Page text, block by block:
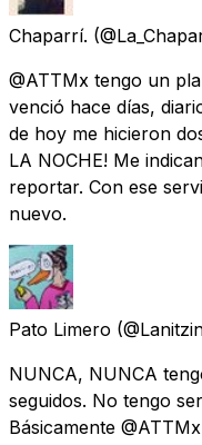
Chaparrí.
@ATTMx tengo un
venció hace días,
de hoy me hicieron
LA NOCHE! Me
reportar. Con ese
nuevo.
Pato Limero
NUNCA, NUNCA
seguidos. No tengo
Básicamente